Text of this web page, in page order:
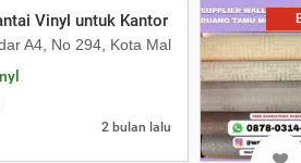
Vinyl untuk Kantor di Malang
A4, No 294, Kota Malang
2 bulan lalu